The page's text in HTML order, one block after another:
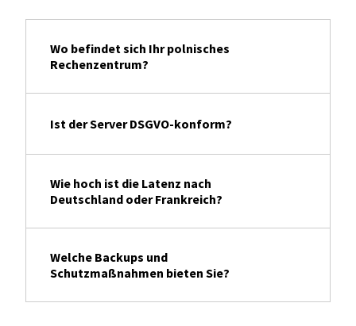
Wo befindet sich Ihr polnisches
Rechenzentrum?
Ist der Server DSGVO-konform?
Wie hoch ist die Latenz nach
Deutschland oder Frankreich?
Welche Backups und
Schutzmaßnahmen bieten Sie?